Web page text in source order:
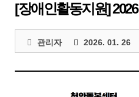
[장애인활동지원]
관리자 2026. 01. 26